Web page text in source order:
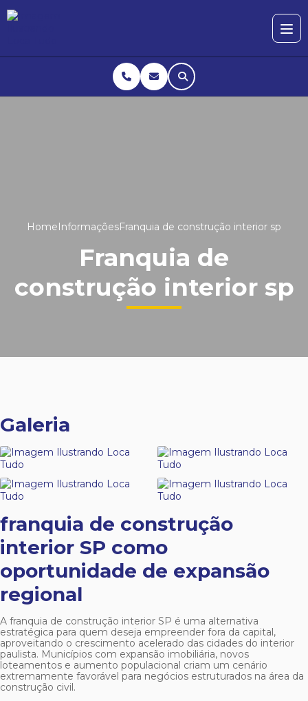
HomeInformaçõesFranquia de construção interior sp
Franquia de
construção interior sp
Galeria
franquia de construção
interior SP como
oportunidade de expansão
regional
A franquia de construção interior SP é uma alternativa
estratégica para quem deseja empreender fora da capital,
aproveitando o crescimento acelerado das cidades do interior
paulista. Municípios com expansão imobiliária, novos
loteamentos e aumento populacional criam um cenário
extremamente favorável para negócios estruturados na área da
construção civil.